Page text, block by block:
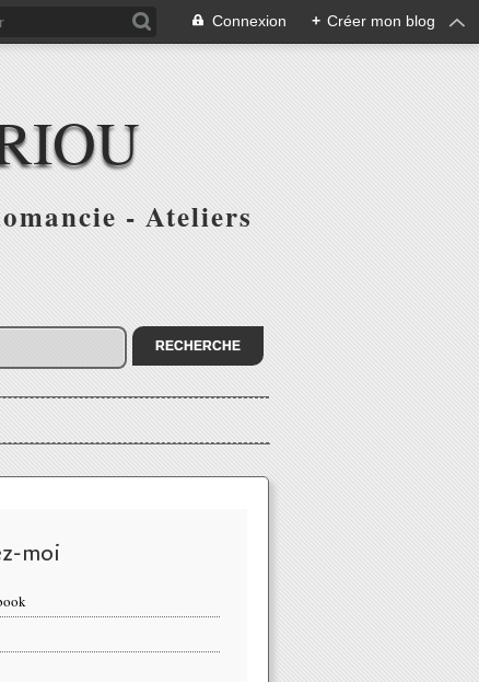
Connexion + Créer mon blog
- Ateliers
moi